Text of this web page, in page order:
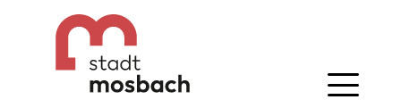
Gehe zum Navigationsbereich
Gehe zum Inhalt